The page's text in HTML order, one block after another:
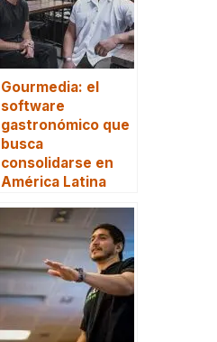
Gourmedia: el
software
gastronómico que
busca
consolidarse en
América Latina